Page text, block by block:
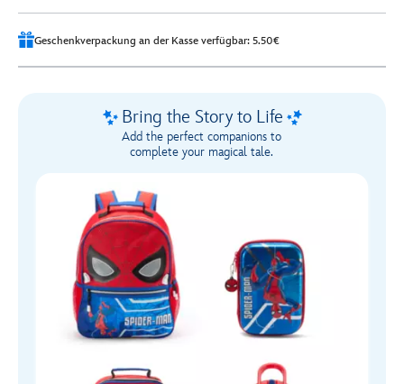
Geschenkverpackung an der Kasse verfügbar: 5.50€
Bring the Story to Life
Add the perfect companions to
complete your magical tale.